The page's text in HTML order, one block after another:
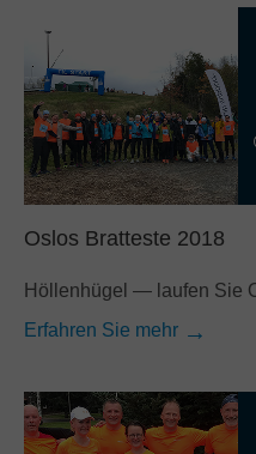
Oslos Bratteste 2018
Höllenhügel — laufen Sie
Erfahren Sie mehr